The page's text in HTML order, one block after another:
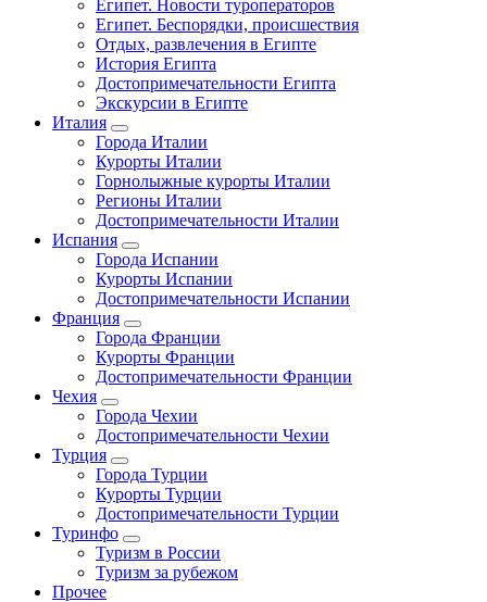
Египет. Новости туроператоров
Египет. Беспорядки, происшествия
Отдых, развлечения в Египте
История Египта
Достопримечательности Египта
Экскурсии в Египте
Италия
Города Италии
Курорты Италии
Горнолыжные курорты Италии
Регионы Италии
Достопримечательности Италии
Испания
Города Испании
Курорты Испании
Достопримечательности Испании
Франция
Города Франции
Курорты Франции
Достопримечательности Франции
Чехия
Города Чехии
Достопримечательности Чехии
Турция
Города Турции
Курорты Турции
Достопримечательности Турции
Туринфо
Туризм в России
Туризм за рубежом
Прочее